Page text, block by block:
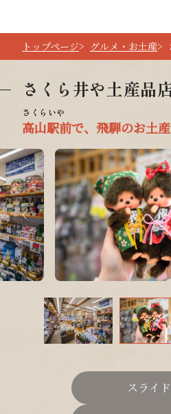
トップページ グルメ・お土産
さくら井や土産品
高山駅前で、飛騨のお土
スライ